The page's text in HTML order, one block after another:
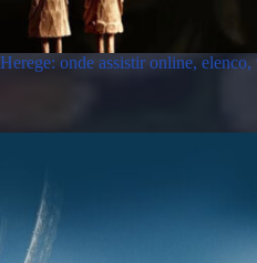
Herege: onde assistir online, elenco,